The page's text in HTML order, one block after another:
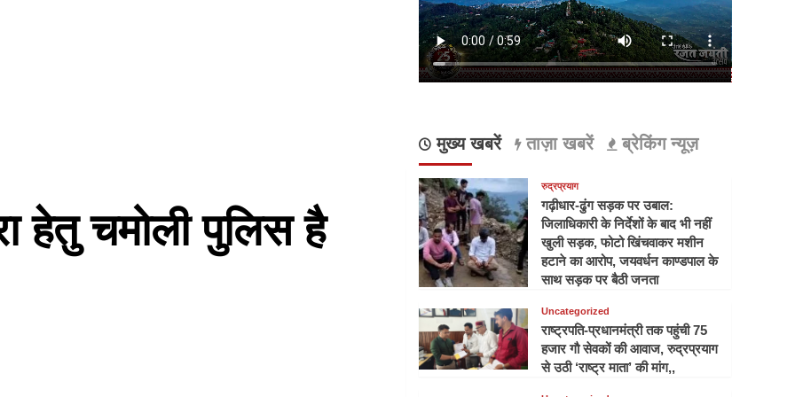
हेतु चमोली पुलिस है
मुख्य खबरें ताज़ा खबरें ब्रेकिंग न्यूज़
रुद्रप्रयाग
गढ़ीधार-ढुंग सड़क पर उबाल:
जिलाधिकारी के निर्देशों के बाद भी नहीं
खुली सड़क, फोटो खिंचवाकर मशीन
हटाने का आरोप, जयवर्धन काण्डपाल के
साथ सड़क पर बैठी जनता
Uncategorized
राष्ट्रपति-प्रधानमंत्री तक पहुंची 75
हजार गौ सेवकों की आवाज, रुद्रप्रयाग
से उठी ‘राष्ट्र माता’ की मांग,,